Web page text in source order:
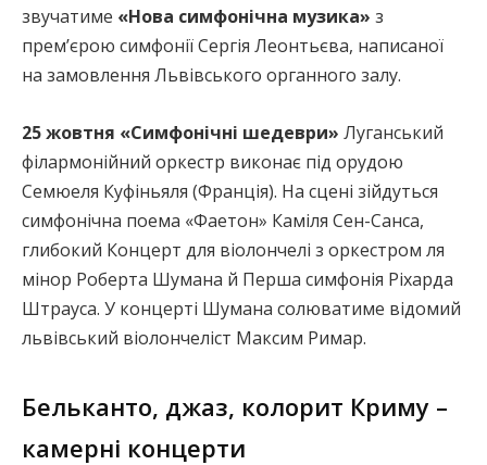
звучатиме «Нова симфонічна музика» з
премʼєрою симфонії Сергія Леонтьєва, написаної
на замовлення Львівського органного залу.
25 жовтня «Симфонічні шедеври» Луганський
філармонійний оркестр виконає під орудою
Семюеля Куфіньяля (Франція). На сцені зійдуться
симфонічна поема «Фаетон» Каміля Сен-Санса,
глибокий Концерт для віолончелі з оркестром ля
мінор Роберта Шумана й Перша симфонія Ріхарда
Штрауса. У концерті Шумана солюватиме відомий
львівський віолончеліст Максим Римар.
Бельканто, джаз, колорит Криму –
камерні концерти